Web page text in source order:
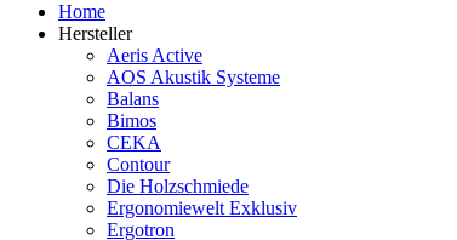
Home
Hersteller
Aeris Active
AOS Akustik Systeme
Balans
Bimos
CEKA
Contour
Die Holzschmiede
Ergonomiewelt Exklusiv
Ergotron